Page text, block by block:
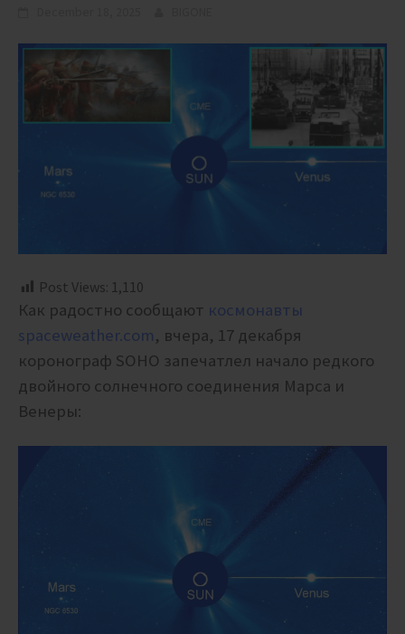
Post Views: 1,110
Как радостно сообщают космонавты
spaceweather.com, вчера, 17 декабря
коронограф SOHO запечатлел начало редкого
двойного солнечного соединения Марса и
Венеры: